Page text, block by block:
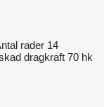
rader 14
dragkraft 70 hk